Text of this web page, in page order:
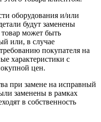
оборудования и/или
будут заменены
может быть
или, в случае
покупателя на
характеристики с
цен.
при замене на исправный
заменены в рамках
в собственность